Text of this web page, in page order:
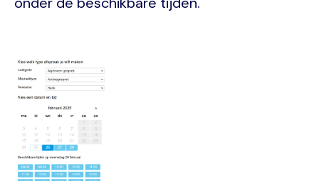
Image